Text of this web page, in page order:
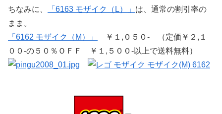
ちなみに、
「6163 モザイク（L）」 は、通常の割引率の
まま。
「6162 モザイク（M）」
￥１,０５０- （定価￥２,１
００-の５０％ＯＦＦ ￥１,５００-以上で送料無料）